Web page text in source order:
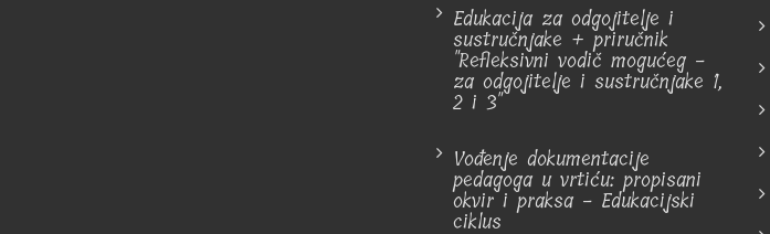
Edukacija za odgojitelje i
sustručnjake + priručnik
"Refleksivni vodič mogućeg -
za odgojitelje i sustručnjake 1,
2 i 3"
Vođenje dokumentacije
pedagoga u vrtiću: propisani
okvir i praksa - Edukacijski
ciklus